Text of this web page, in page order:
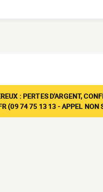
: PERTES D'ARGENT,
(09 74 75 13 13 - APPEL NON